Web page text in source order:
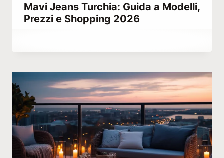
Mavi Jeans Turchia: Guida a Modelli,
Prezzi e Shopping 2026